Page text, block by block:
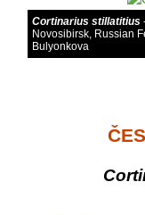
Cortinarius stillatitius
Novosibirsk, Russian
Bulyonkova